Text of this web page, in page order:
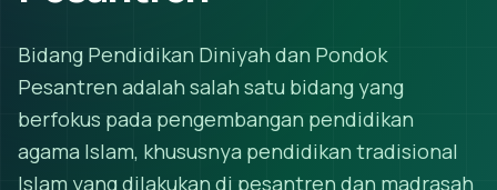
Bidang Pendidikan Diniyah dan Pondok
Pesantren adalah salah satu bidang yang
berfokus pada pengembangan pendidikan
agama Islam, khususnya pendidikan tradisional
Islam yang dilakukan di pesantren dan madrasah